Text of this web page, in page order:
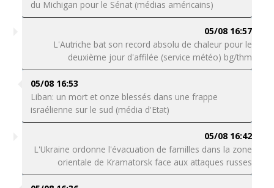
du Michigan pour le Sénat (médias américains)
05/08 16:57
L'Autriche bat son record absolu de chaleur pour le
deuxième jour d'affilée (service météo) bg/thm
05/08 16:53
Liban: un mort et onze blessés dans une frappe
israélienne sur le sud (média d'Etat)
05/08 16:42
L'Ukraine ordonne l'évacuation de familles dans la zone
orientale de Kramatorsk face aux attaques russes